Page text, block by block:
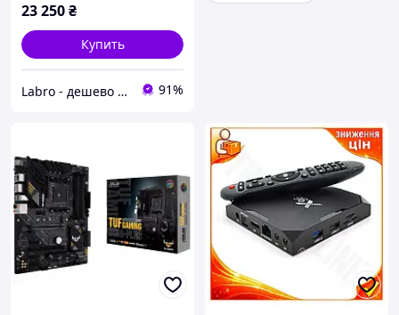
23 250₴
Купить
Labro - дешево та якісно! 91%